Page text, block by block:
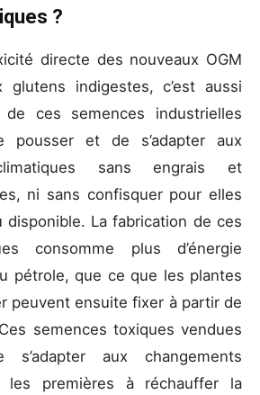
?
directe des nouveaux OGM
indigestes, c’est aussi
de ces semences industrielles
pousser et de s’adapter aux
sans engrais et
ni sans confisquer pour elles
disponible. La fabrication de ces
consomme plus d’énergie
pétrole, que ce que les plantes
peuvent ensuite fixer à partir de
semences toxiques vendues
aux changements
les premières à réchauffer la